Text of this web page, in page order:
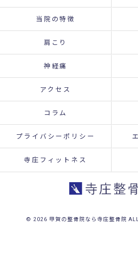
当院の特徴
肩こり
神経痛
アクセス
コラム
プライバシーポリシー
寺庄フィットネス
© 2026 甲賀の整骨院なら寺庄整骨院